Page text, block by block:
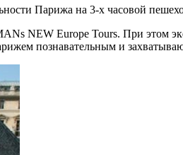
Парижа на 3-х часовой
NEW Europe Tours. При этом
познавательным и